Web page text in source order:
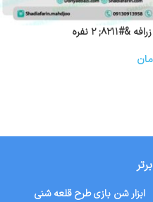
۲ نفره
ابزار شن بازی طرح قلعه شنی